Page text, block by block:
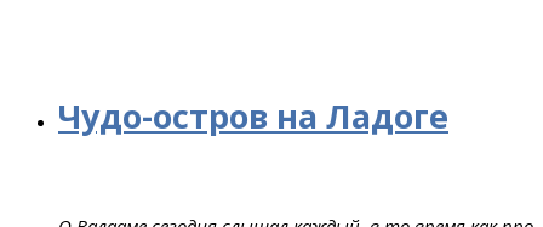
Чудо-остров на Ладоге